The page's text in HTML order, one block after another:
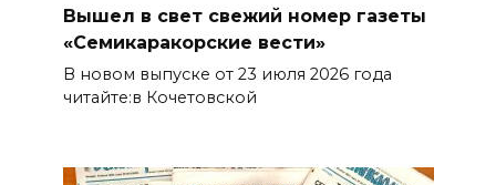
Вышел в свет свежий номер газеты
«Семикаракорские вести»
В новом выпуске от 23 июля 2026 года
читайте:в Кочетовской